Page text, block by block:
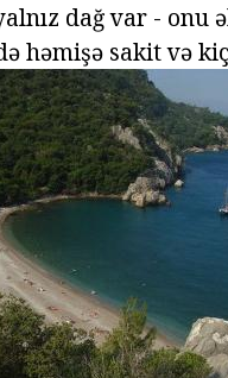
dağ var - onu
həmişə sakit və